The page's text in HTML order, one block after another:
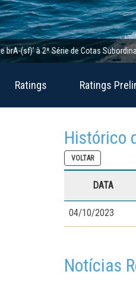
à 2ª Série de Cotas Subordinadas
Ratings Ratings
Histórico
VOLTAR
DATA
04/10/2023
Notícias